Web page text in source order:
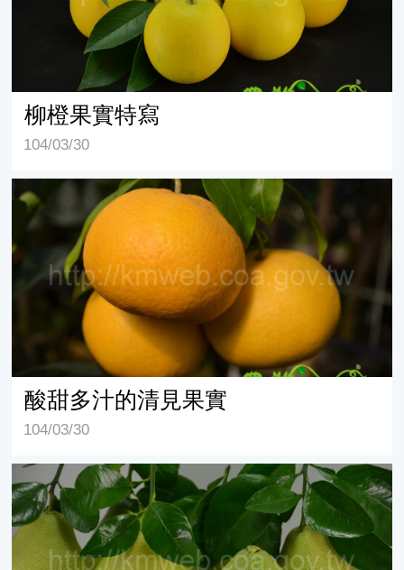
柳橙果實特寫
104/03/30
酸甜多汁的清見果實
酸甜多汁的清見果實
104/03/30
麻豆文旦果實特寫